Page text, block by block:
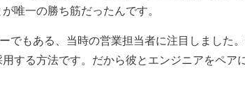
唯一の勝ち筋だったんです。
でもある、当時の営業担当者に注目しました
する方法です。だから彼とエンジニアをペ